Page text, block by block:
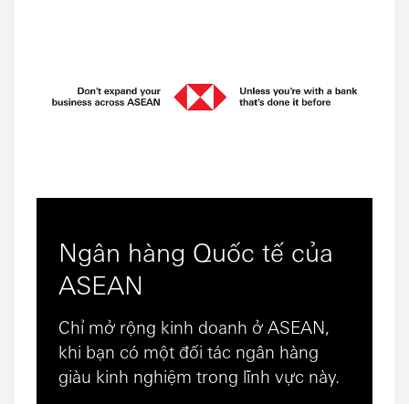
Ngân hàng Quốc tế của
ASEAN
Chỉ mở rộng kinh doanh ở ASEAN,
khi bạn có một đối tác ngân hàng
giàu kinh nghiệm trong lĩnh vực này.